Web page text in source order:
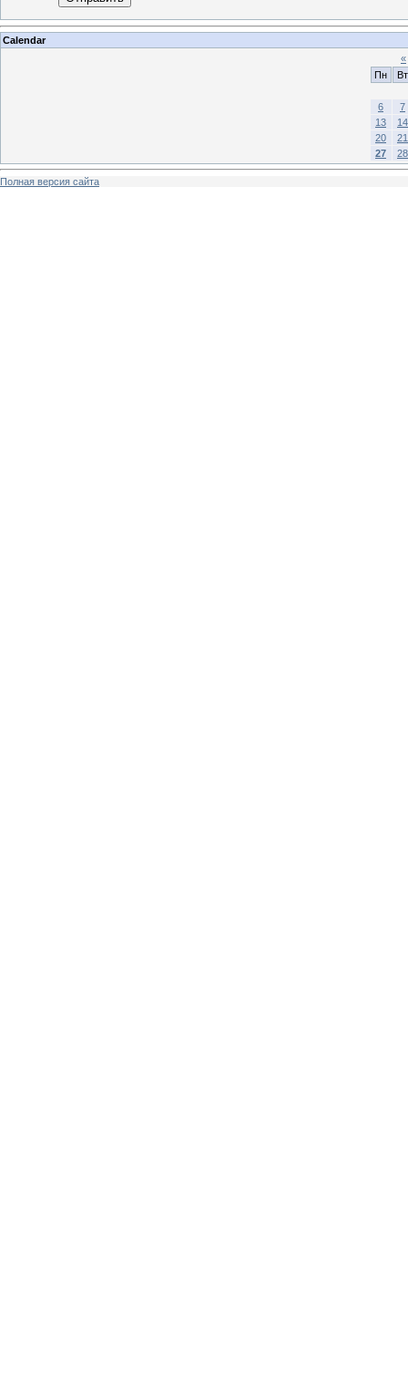
Calendar
«
Пн
Вт
6
7
13
14
20
21
27
28
Полная версия сайта